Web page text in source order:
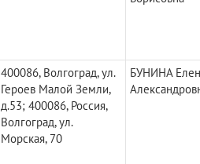
400086, Волгоград, ул.
Героев Малой Земли,
д.53; 400086, Россия,
Волгоград, ул.
Морская, 70
БУНИНА